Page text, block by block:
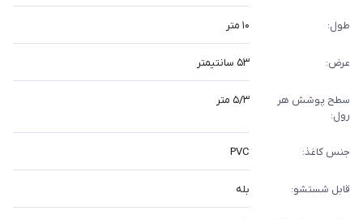
طول: ۱۰ متر
عرض: ۵۳ سانتیمتر
سطح پوشش هر
رول:
۵/۳ متر
جنس کاغذ: PVC
قابل شستشو: بله